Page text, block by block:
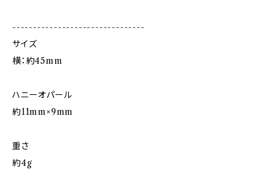
--------------------------------
サイズ
横：約45mm
ハニーオパール
約11mm×9mm
重さ
約4g